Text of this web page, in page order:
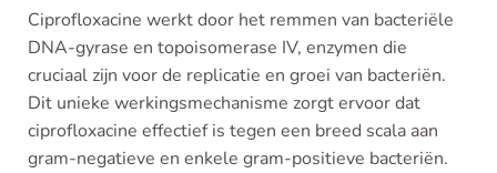
Ciprofloxacine werkt door het remmen van bacteriële
DNA-gyrase en topoisomerase IV, enzymen die
cruciaal zijn voor de replicatie en groei van bacteriën.
Dit unieke werkingsmechanisme zorgt ervoor dat
ciprofloxacine effectief is tegen een breed scala aan
gram-negatieve en enkele gram-positieve bacteriën.